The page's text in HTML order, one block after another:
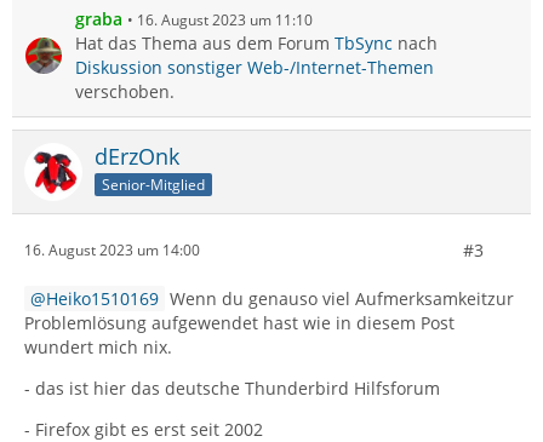
graba 16. August 2023 um 11:10
Hat das Thema aus dem Forum TbSync nach
Diskussion sonstiger Web-/Internet-Themen
verschoben.
dErzOnk
Senior-Mitglied
16. August 2023 um 14:00 #3
Heiko1510169 Wenn du genauso viel Aufmerksamkeitzur
Problemlösung aufgewendet hast wie in diesem Post
wundert mich nix.
- das ist hier das deutsche Thunderbird Hilfsforum
- Firefox gibt es erst seit 2002